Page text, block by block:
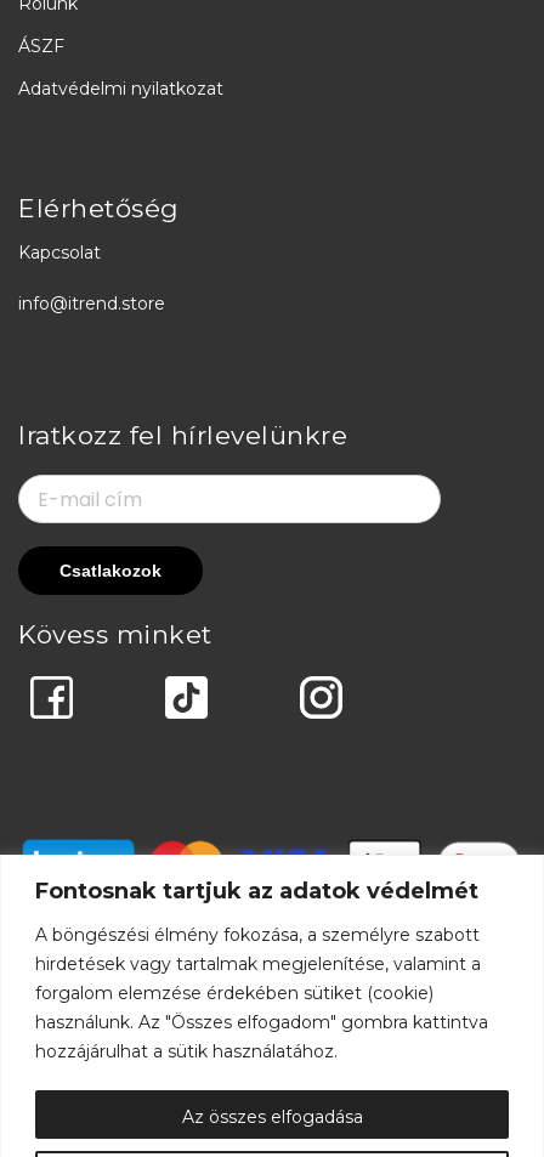
Fontosnak tartjuk az adatok védelmét
A böngészési élmény fokozása, a személyre szabott
hirdetések vagy tartalmak megjelenítése, valamint a
forgalom elemzése érdekében sütiket (cookie)
használunk. Az "Összes elfogadom" gombra kattintva
hozzájárulhat a sütik használatához.
Az összes elfogadása
ÁSZF
Adatvédelmi nyilatkozat
Elérhetőség
Kapcsolat
info@itrend.store
Iratkozz fel hírlevelünkre
Kövess minket